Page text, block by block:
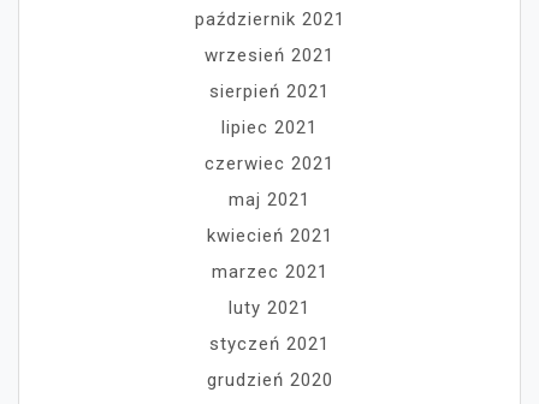
październik 2021
wrzesień 2021
sierpień 2021
lipiec 2021
czerwiec 2021
maj 2021
kwiecień 2021
marzec 2021
luty 2021
styczeń 2021
grudzień 2020